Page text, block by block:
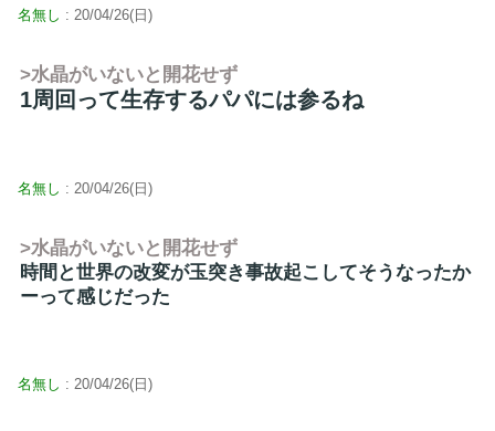
名無し : 20/04/26(日)
>水晶がいないと開花せず
1周回って生存するパパには参るね
名無し : 20/04/26(日)
>水晶がいないと開花せず
時間と世界の改変が玉突き事故起こしてそうなったか
ーって感じだった
名無し : 20/04/26(日)